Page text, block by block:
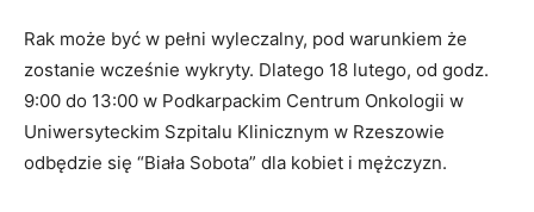
Rak może być w pełni wyleczalny, pod warunkiem że
zostanie wcześnie wykryty. Dlatego 18 lutego, od godz.
9:00 do 13:00 w Podkarpackim Centrum Onkologii w
Uniwersyteckim Szpitalu Klinicznym w Rzeszowie
odbędzie się “Biała Sobota” dla kobiet i mężczyzn.